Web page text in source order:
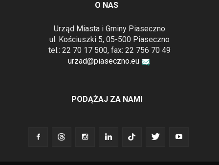
O NAS
Urząd Miasta i Gminy Piaseczno
ul. Kościuszki 5, 05-500 Piaseczno
tel.: 22 70 17 500, fax: 22 756 70 49
urzad@piaseczno.eu
PODĄŻAJ ZA NAMI